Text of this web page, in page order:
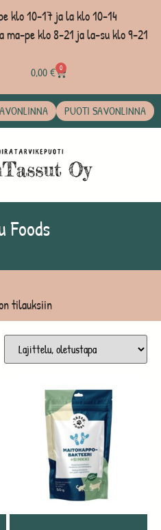
klo 10-17 ja la klo 10-14
ma-pe klo 8-21 ja la-su klo 9-21
0,00€ 0
PUOTI SAVONLINNA
Foods
tilauksiin